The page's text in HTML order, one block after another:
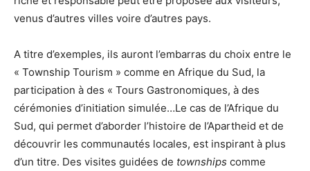
venus d’autres villes voire d’autres pays.
A titre d’exemples, ils auront l’embarras du choix entre le
« Township Tourism » comme en Afrique du Sud, la
participation à des « Tours Gastronomiques, à des
cérémonies d’initiation simulée…Le cas de l’Afrique du
Sud, qui permet d’aborder l’histoire de l’Apartheid et de
découvrir les communautés locales, est inspirant à plus
d’un titre. Des visites guidées de townships comme